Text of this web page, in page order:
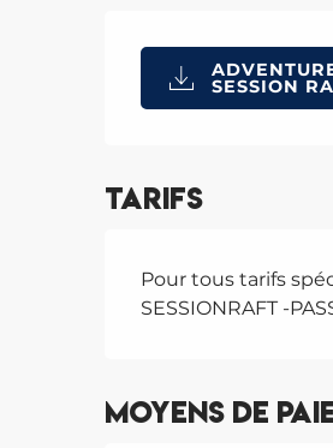
SESSION
Tarifs
Pour tous tarifs
SESSIONRAFT -
Moyens de